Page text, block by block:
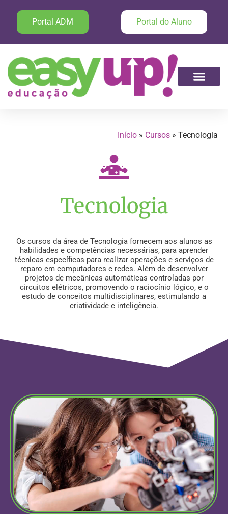
Portal do Aluno
Portal ADM
Início » Cursos » Tecnologia
Tecnologia
Os cursos da área de Tecnologia fornecem aos alunos as
habilidades e competências necessárias, para aprender
técnicas específicas para realizar operações e serviços de
reparo em computadores e redes. Além de desenvolver
projetos de mecânicas automáticas controladas por
circuitos elétricos, promovendo o raciocínio lógico, e o
estudo de conceitos multidisciplinares, estimulando a
criatividade e inteligência.